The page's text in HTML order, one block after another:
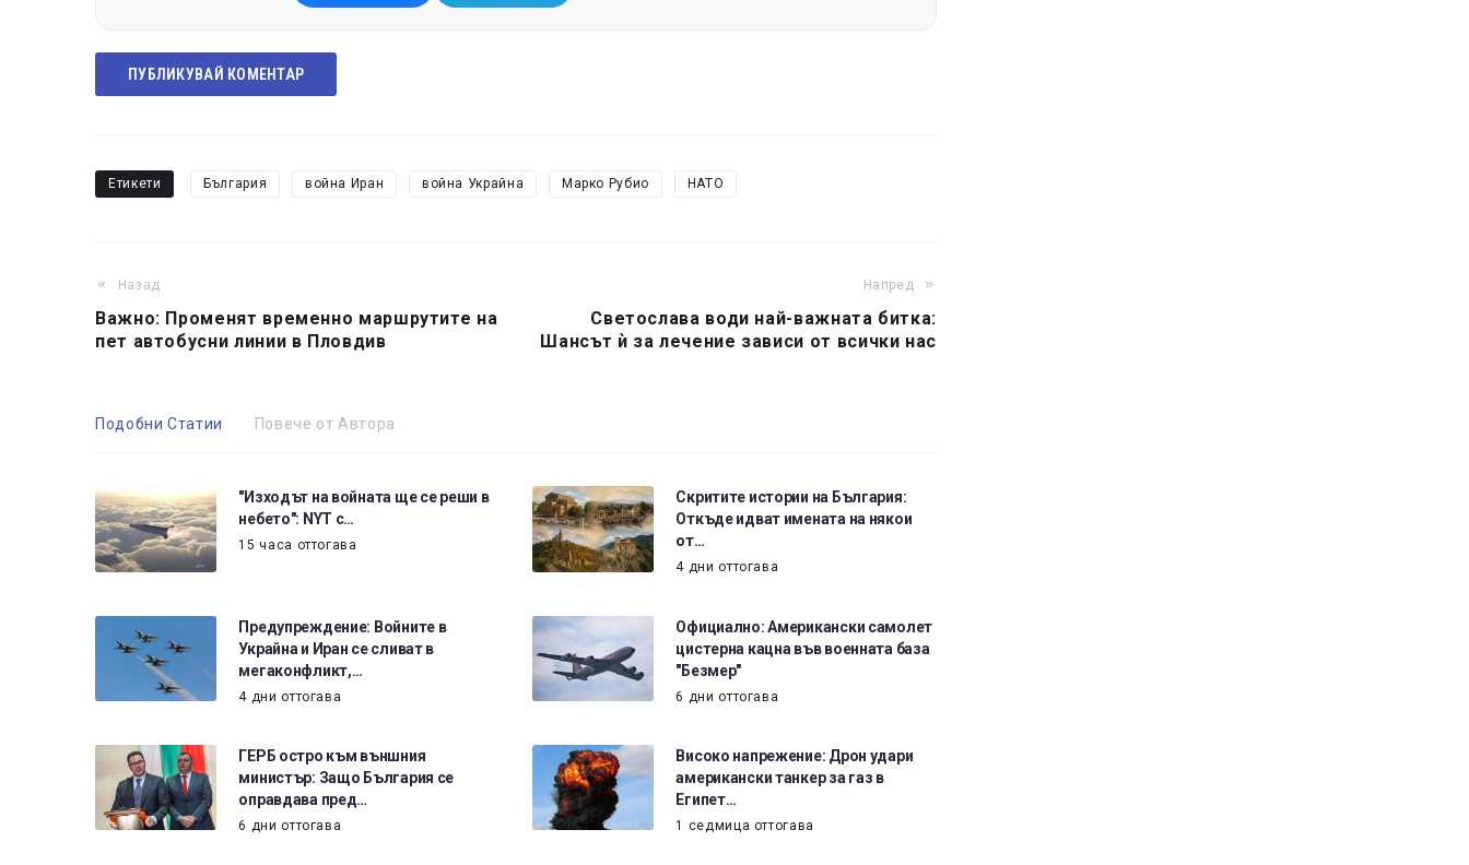
ПУБЛИКУВАЙ КОМЕНТАР
Етикети България война Иран война Украйна Марко Рубио НАТО
Назад
Важно: Променят временно маршрутите на
пет автобусни линии в Пловдив
Напред
Светослава води най-важната битка:
Шансът ѝ за лечение зависи от всички нас
Подобни Статии Повече от Автора
"Изходът на войната ще се реши в
небето": NYT с…
15 часа оттогава
Скритите истории на България:
Откъде идват имената на някои
от…
4 дни оттогава
Предупреждение: Войните в
Украйна и Иран се сливат в
мегаконфликт,…
4 дни оттогава
Официално: Американски самолет
цистерна кацна във военната база
"Безмер"
6 дни оттогава
ГЕРБ остро към външния
министър: Защо България се
оправдава пред…
6 дни оттогава
Високо напрежение: Дрон удари
американски танкер за газ в
Египет…
1 седмица оттогава